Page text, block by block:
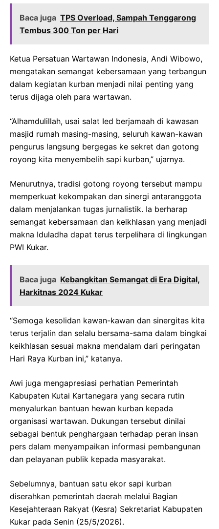
Baca juga TPS Overload, Sampah Tenggarong
Tembus 300 Ton per Hari
Ketua Persatuan Wartawan Indonesia, Andi Wibowo,
mengatakan semangat kebersamaan yang terbangun
dalam kegiatan kurban menjadi nilai penting yang
terus dijaga oleh para wartawan.
“Alhamdulillah, usai salat Ied berjamaah di kawasan
masjid rumah masing-masing, seluruh kawan-kawan
pengurus langsung bergegas ke sekret dan gotong
royong kita menyembelih sapi kurban,” ujarnya.
Menurutnya, tradisi gotong royong tersebut mampu
memperkuat kekompakan dan sinergi antaranggota
dalam menjalankan tugas jurnalistik. Ia berharap
semangat kebersamaan dan keikhlasan yang menjadi
makna Iduladha dapat terus terpelihara di lingkungan
PWI Kukar.
Baca juga Kebangkitan Semangat di Era Digital,
Harkitnas 2024 Kukar
“Semoga kesolidan kawan-kawan dan sinergitas kita
terus terjalin dan selalu bersama-sama dalam bingkai
keikhlasan sesuai makna mendalam dari peringatan
Hari Raya Kurban ini,” katanya.
Awi juga mengapresiasi perhatian Pemerintah
Kabupaten Kutai Kartanegara yang secara rutin
menyalurkan bantuan hewan kurban kepada
organisasi wartawan. Dukungan tersebut dinilai
sebagai bentuk penghargaan terhadap peran insan
pers dalam menyampaikan informasi pembangunan
dan pelayanan publik kepada masyarakat.
Sebelumnya, bantuan satu ekor sapi kurban
diserahkan pemerintah daerah melalui Bagian
Kesejahteraan Rakyat (Kesra) Sekretariat Kabupaten
Kukar pada Senin (25/5/2026).